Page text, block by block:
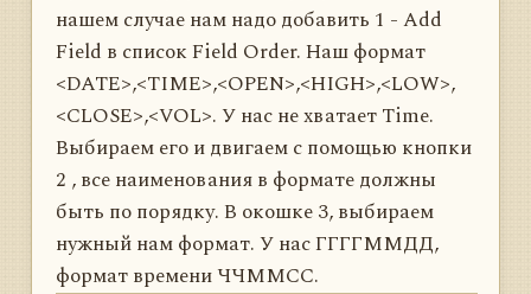
нашем случае нам надо добавить 1 - Add
Field в список Field Order. Наш формат
<DATE>,<TIME>,<OPEN>,<HIGH>,<LOW>,
<CLOSE>,<VOL>. У нас не хватает Time.
Выбираем его и двигаем с помощью кнопки
2 , все наименования в формате должны
быть по порядку. В окошке 3, выбираем
нужный нам формат. У нас ГГГГММДД,
формат времени ЧЧММСС.